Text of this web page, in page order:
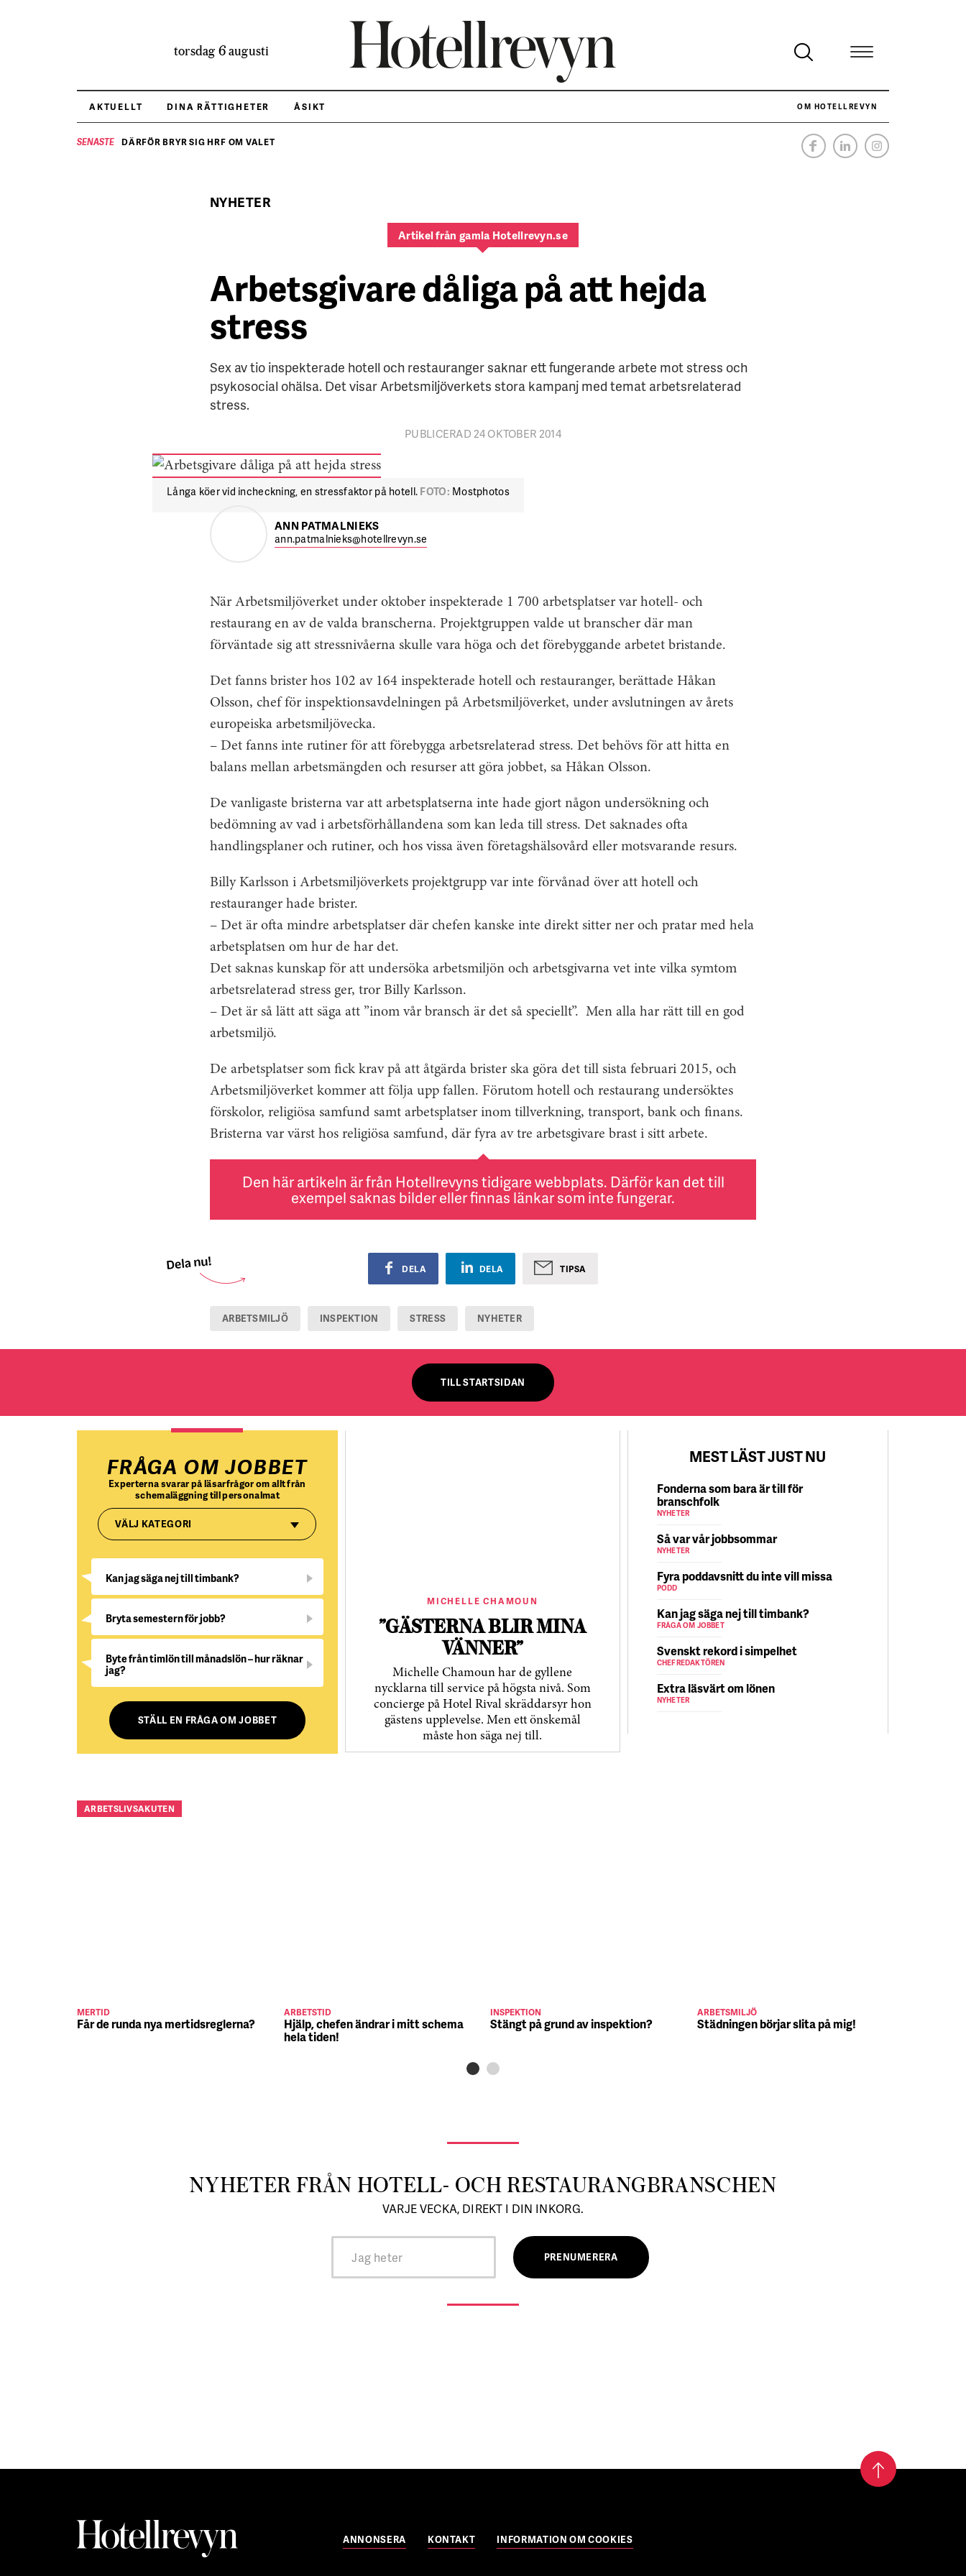
torsdag 6 augusti
AKTUELLT DINA RÄTTIGHETER ÅSIKT OM HOTELLREVYN
SENASTE DÄRFÖR BRYR SIG HRF OM VALET NÄR HOTELLREVYN SLOG SVENSKT REKORD I SIMPELHET
NYHETER
Artikel från gamla Hotellrevyn.se
Arbetsgivare dåliga på att hejda
stress
Sex av tio inspekterade hotell och restauranger saknar ett fungerande arbete mot stress och
psykosocial ohälsa. Det visar Arbetsmiljöverkets stora kampanj med temat arbetsrelaterad
stress.
PUBLICERAD 24 OKTOBER 2014
Långa köer vid incheckning, en stressfaktor på hotell. FOTO: Mostphotos
ANN PATMALNIEKS
ann.patmalnieks@hotellrevyn.se
När Arbetsmiljöverket under oktober inspekterade 1 700 arbetsplatser var hotell- och
restaurang en av de valda branscherna. Projektgruppen valde ut branscher där man
förväntade sig att stressnivåerna skulle vara höga och det förebyggande arbetet bristande.
Det fanns brister hos 102 av 164 inspekterade hotell och restauranger, berättade Håkan
Olsson, chef för inspektionsavdelningen på Arbetsmiljöverket, under avslutningen av årets
europeiska arbetsmiljövecka.
– Det fanns inte rutiner för att förebygga arbetsrelaterad stress. Det behövs för att hitta en
balans mellan arbetsmängden och resurser att göra jobbet, sa Håkan Olsson.
De vanligaste bristerna var att arbetsplatserna inte hade gjort någon undersökning och
bedömning av vad i arbetsförhållandena som kan leda till stress. Det saknades ofta
handlingsplaner och rutiner, och hos vissa även företagshälsovård eller motsvarande resurs.
Billy Karlsson i Arbetsmiljöverkets projektgrupp var inte förvånad över att hotell och
restauranger hade brister.
– Det är ofta mindre arbetsplatser där chefen kanske inte direkt sitter ner och pratar med hela
arbetsplatsen om hur de har det.
Det saknas kunskap för att undersöka arbetsmiljön och arbetsgivarna vet inte vilka symtom
arbetsrelaterad stress ger, tror Billy Karlsson.
– Det är så lätt att säga att ”inom vår bransch är det så speciellt”. Men alla har rätt till en god
arbetsmiljö.
De arbetsplatser som fick krav på att åtgärda brister ska göra det till sista februari 2015, och
Arbetsmiljöverket kommer att följa upp fallen. Förutom hotell och restaurang undersöktes
förskolor, religiösa samfund samt arbetsplatser inom tillverkning, transport, bank och finans.
Bristerna var värst hos religiösa samfund, där fyra av tre arbetsgivare brast i sitt arbete.
Den här artikeln är från Hotellrevyns tidigare webbplats. Därför kan det till
exempel saknas bilder eller finnas länkar som inte fungerar.
DELA DELA TIPSA
ARBETSMILJÖ INSPEKTION STRESS NYHETER
TILL STARTSIDAN
FRÅGA OM JOBBET
Experterna svarar på läsarfrågor om allt från
schemaläggning till personalmat
VÄLJ KATEGORI
Kan jag säga nej till timbank?
Bryta semestern för jobb?
Byte från timlön till månadslön – hur räknar
jag?
STÄLL EN FRÅGA OM JOBBET
MICHELLE CHAMOUN
”GÄSTERNA BLIR MINA
VÄNNER”
Michelle Chamoun har de gyllene
nycklarna till service på högsta nivå. Som
concierge på Hotel Rival skräddarsyr hon
gästens upp­levelse. Men ett önskemål
måste hon säga nej till.
MEST LÄST JUST NU
Fonderna som bara är till för
branschfolk
NYHETER
Så var vår jobbsommar
NYHETER
Fyra poddavsnitt du inte vill missa
PODD
Kan jag säga nej till timbank?
FRÅGA OM JOBBET
Svenskt rekord i simpelhet
CHEFREDAKTÖREN
Extra läsvärt om lönen
NYHETER
ARBETSLIVSAKUTEN
MERTID
Får de runda nya mertidsreglerna?
ARBETSTID
Hjälp, chefen ändrar i mitt schema
hela tiden!
INSPEKTION
Stängt på grund av inspektion?
ARBETSMILJÖ
Städningen börjar slita på mig!
NYHETER FRÅN HOTELL- OCH RESTAURANGBRANSCHEN
VARJE VECKA, DIREKT I DIN INKORG.
ANNONSERA KONTAKT INFORMATION OM COOKIES